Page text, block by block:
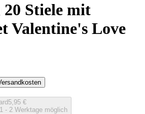
20 Stiele mit
Valentine's Love
5,95 €
- 2 Werktage möglich